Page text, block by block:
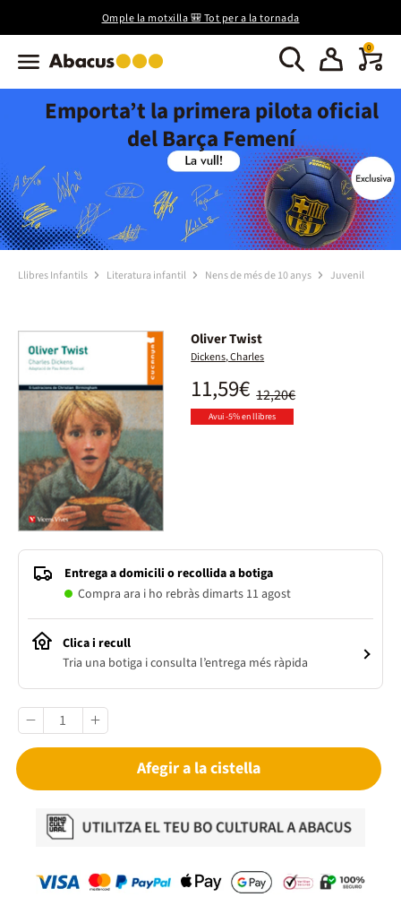
Omple la motxilla 🎒 Tot per a la tornada
0
Emporta’t la primera pilota oficial
del Barça Femení
Llibres Infantils Literatura infantil Nens de més de 10 anys Juvenil
Oliver Twist
Dickens, Charles
12,20€
11,59€
Avui -5% en llibres
Entrega a domicili o recollida a botiga
Compra ara i ho rebràs dimarts 11 agost
Clica i recull
Tria una botiga i consulta l’entrega més ràpida
Afegir a la cistella